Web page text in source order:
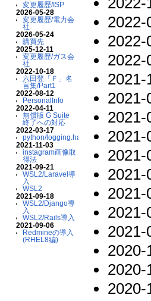
変更履歴/ISP
2026-05-28
変更履歴/電力会
社
2026-05-24
購買先
2025-12-11
変更履歴/ガス会
社
2022-10-18
六田登「Ｆ」名
言集/Part1
2022-08-12
PersonalInfo
2022-04-11
無償版 G Suite
終了への対応
2022-03-17
python/logging.handlers
2021-11-03
instagram画像取
得法
2021-09-21
WSL2/Laravel導
入
WSL2
2021-09-18
WSL2/Django導
入
WSL2/Rails導入
2021-09-06
Redmineの導入
(RHEL8編)